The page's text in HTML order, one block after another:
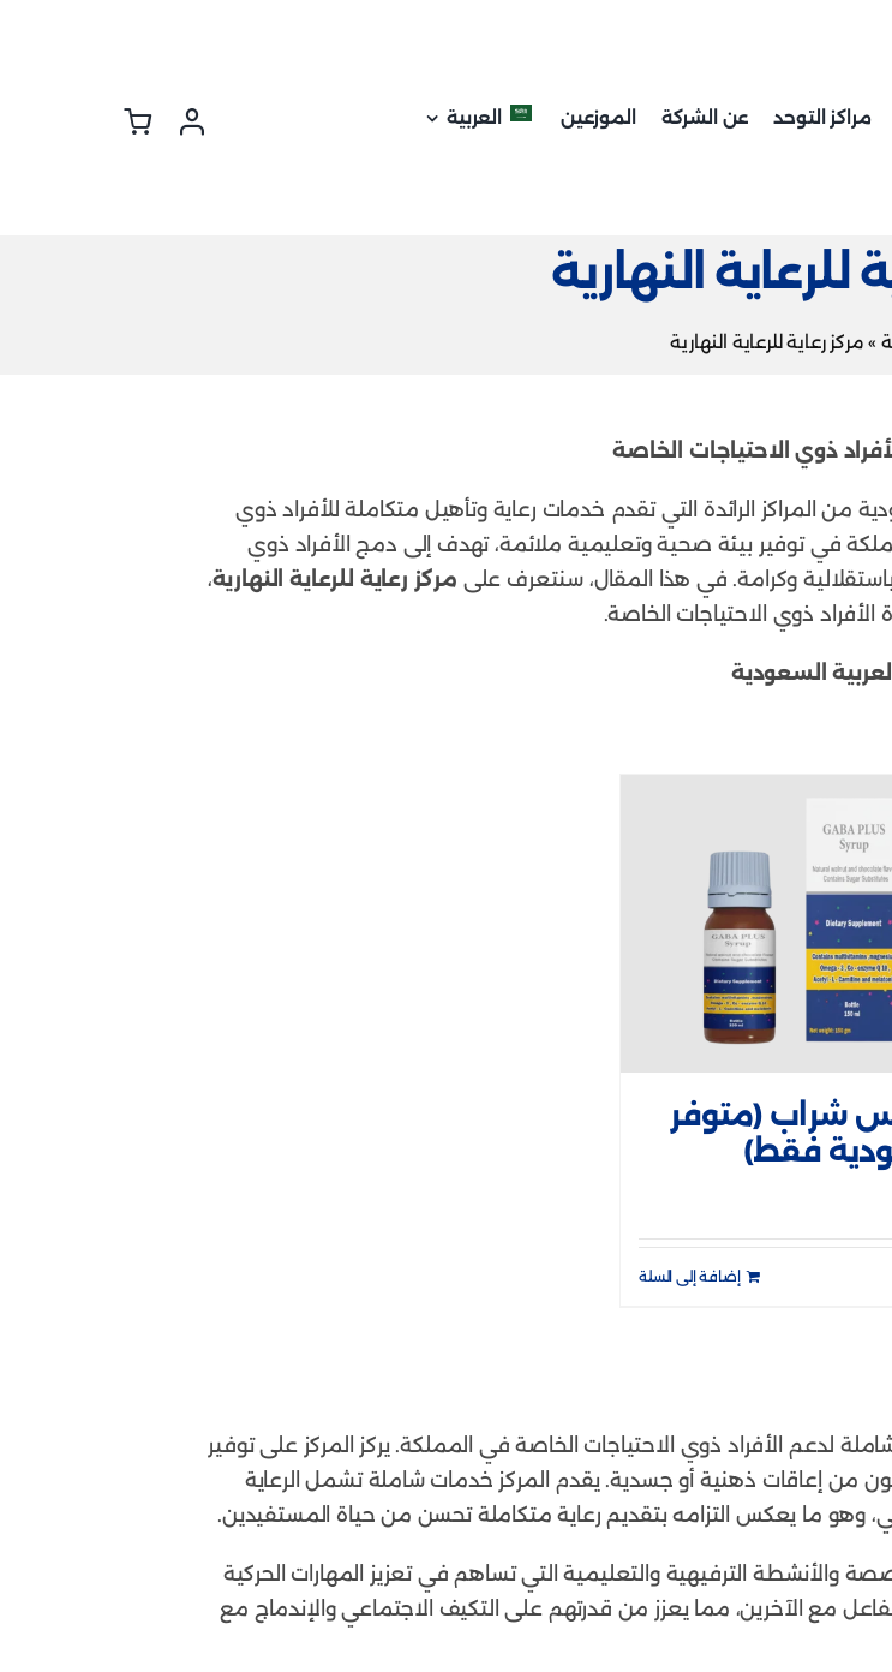
مراكز التوحد عن الشركة الموزعين العربية
للرعاية النهارية
» مركز رعاية للرعاية النهارية
ذوي الاحتياجات الخاصة
من المراكز الرائدة التي تقدم خدمات رعاية وتأهيل متكاملة للأفراد ذوي
في توفير بيئة صحية وتعليمية ملائمة، تهدف إلى دمج الأفراد ذوي
وكرامة. في هذا المقال، سنتعرف على مركز رعاية للرعاية النهارية،
ذوي الاحتياجات الخاصة.
شراب (متوفر
فقط)
إضافة إلى السلة
لدعم الأفراد ذوي الاحتياجات الخاصة في المملكة. يركز المركز على توفير
من إعاقات ذهنية أو جسدية. يقدم المركز خدمات شاملة تشمل الرعاية
وهو ما يعكس التزامه بتقديم رعاية متكاملة تحسن من حياة المستفيدين.
والأنشطة الترفيهية والتعليمية التي تساهم في تعزيز المهارات الحركية
مع الآخرين، مما يعزز من قدرتهم على التكيف الاجتماعي والإندماج مع